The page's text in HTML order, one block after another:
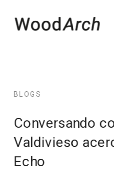
BLOGS
Conversando
Valdivieso
Echo